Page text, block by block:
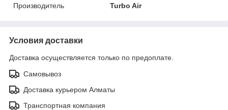
Производитель
Turbo Air
Условия доставки
Доставка осуществляется только по предоплате.
Самовывоз
Доставка курьером Алматы
Транспортная компания